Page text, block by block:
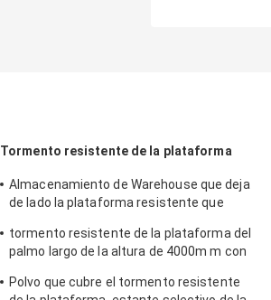
Tormento resistente de la plataforma
Almacenamiento de Warehouse que deja
de lado la plataforma resistente que
tormento resistente de la plataforma del
palmo largo de la altura de 4000m m con
Polvo que cubre el tormento resistente